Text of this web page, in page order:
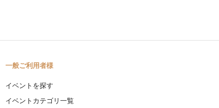
一般ご利用者様
イベントを探す
イベントカテゴリ一覧